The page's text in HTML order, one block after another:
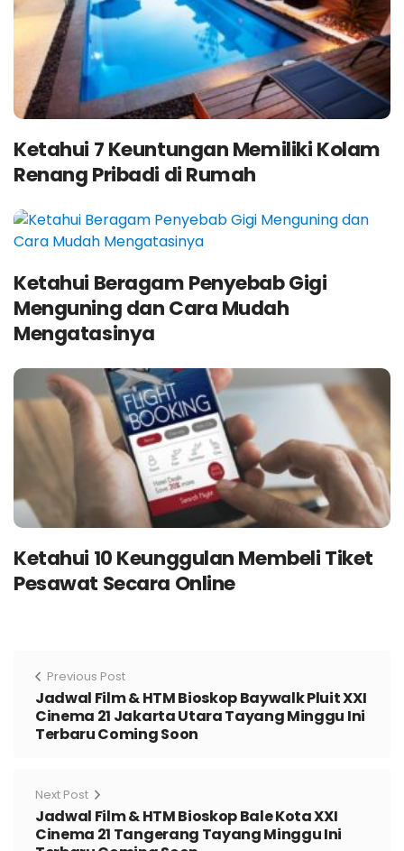
Ketahui 7 Keuntungan Memiliki Kolam
Renang Pribadi di Rumah
Ketahui Beragam Penyebab Gigi
Menguning dan Cara Mudah
Mengatasinya
Ketahui 10 Keunggulan Membeli Tiket
Pesawat Secara Online
Previous Post
Jadwal Film & HTM Bioskop Baywalk Pluit XXI
Cinema 21 Jakarta Utara Tayang Minggu Ini
Terbaru Coming Soon
Next Post
Jadwal Film & HTM Bioskop Bale Kota XXI
Cinema 21 Tangerang Tayang Minggu Ini